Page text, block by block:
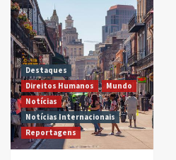
Destaques
Direitos Humanos
Mundo
Notícias
Notícias Internacionais
Reportagens